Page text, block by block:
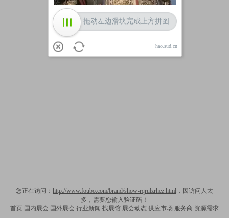
您正在访问： http://www.foubo.com/brand/show-rqrulzrhez.html ，因访问人太
多，需要您输入验证码！
首页 国内展会 国外展会 行业新闻 找展馆 展会动态 供应市场 服务商 资源需求
拖动左边滑块完成上方拼图
hao.sud.cn